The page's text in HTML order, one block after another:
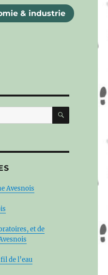
& industrie
Avesnois
et de
de l’eau